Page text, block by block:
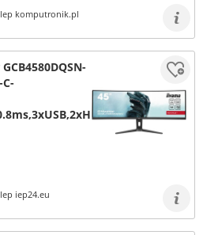
komputronik.pl
iep24.eu